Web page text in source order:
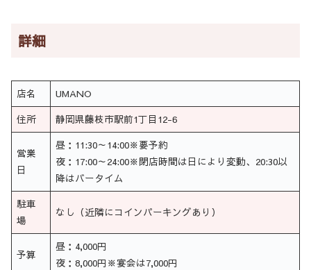
詳細
店名
UMANO
住所
静岡県藤枝市駅前1丁目12-6
営業
日
昼：11:30～14:00※要予約
夜：17:00～24:00※閉店時間は日により変動、20:30以
降はバータイム
駐車
場
なし（近隣にコインパーキングあり）
予算
昼：4,000円
夜：8,000円※宴会は7,000円